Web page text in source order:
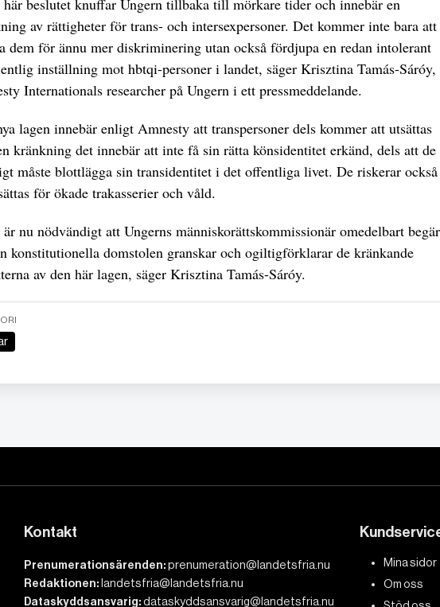
av rättigheter för trans- och intersexpersoner. Det kommer inte bara att
dem för ännu mer diskriminering utan också fördjupa en redan intolerant
inställning mot hbtqi-personer i landet, säger Krisztina Tamás-Sáróy,
Internationals researcher på Ungern i ett pressmeddelande.
lagen innebär enligt Amnesty att transpersoner dels kommer att utsättas
kränkning det innebär att inte få sin rätta könsidentitet erkänd, dels att de
måste blottlägga sin transidentitet i det offentliga livet. De riskerar också
för ökade trakasserier och våld.
nu nödvändigt att Ungerns människorättskommissionär omedelbart begär
konstitutionella domstolen granskar och ogiltigförklarar de kränkande
av den här lagen, säger Krisztina Tamás-Sáróy.
Kontakt
Prenumerationsärenden:prenumeration@landetsfria.nu
Redaktionen: landetsfria@landetsfria.nu
Dataskyddsansvarig:dataskyddsansvarig@landetsfria.nu
Mina sidor
Om oss